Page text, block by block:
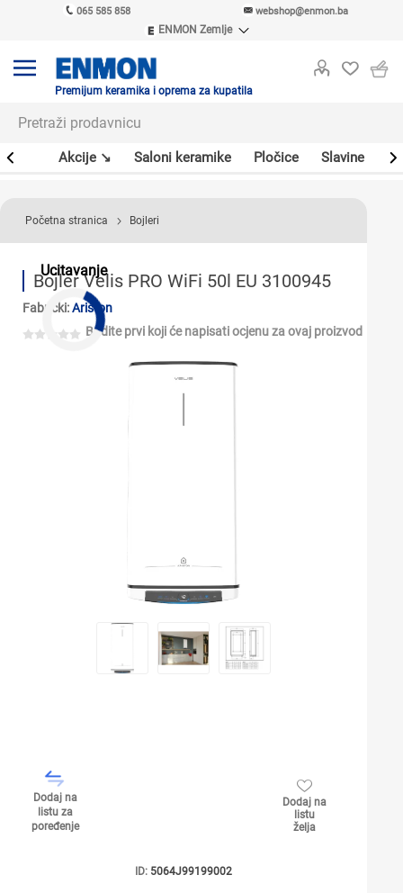
065 585 858 webshop@enmon.ba
ENMON Zemlje
ENMON MKD
Premijum keramika i oprema za kupatila
Akcije ↘ Saloni keramike Pločice Slavine
Ucitavanje
Početna stranica Bojleri
Bojler Velis PRO WiFi 50l EU 3100945
Fabrički:Ariston
Budite prvi koji će napisati ocjenu za ovaj proizvod
Dodaj na
listu za
poređenje
Dodaj na
listu
želja
ID: 5064J99199002